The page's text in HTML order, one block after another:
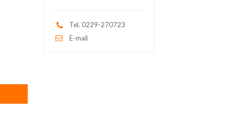
Tel. 0229-270723
E-mail